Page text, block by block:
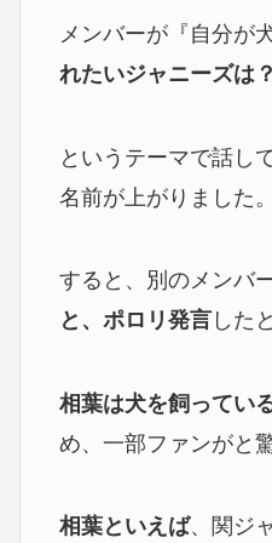
メンバーが『自分が
れたいジャニーズは？
というテーマで話し
名前が上がりました。
すると、別のメンバ
と、ポロリ発言した
相葉は犬を飼ってい
め、一部ファンがと
相葉といえば、関ジ